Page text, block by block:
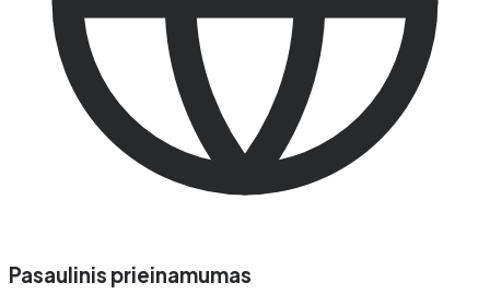
Pasaulinis prieinamumas